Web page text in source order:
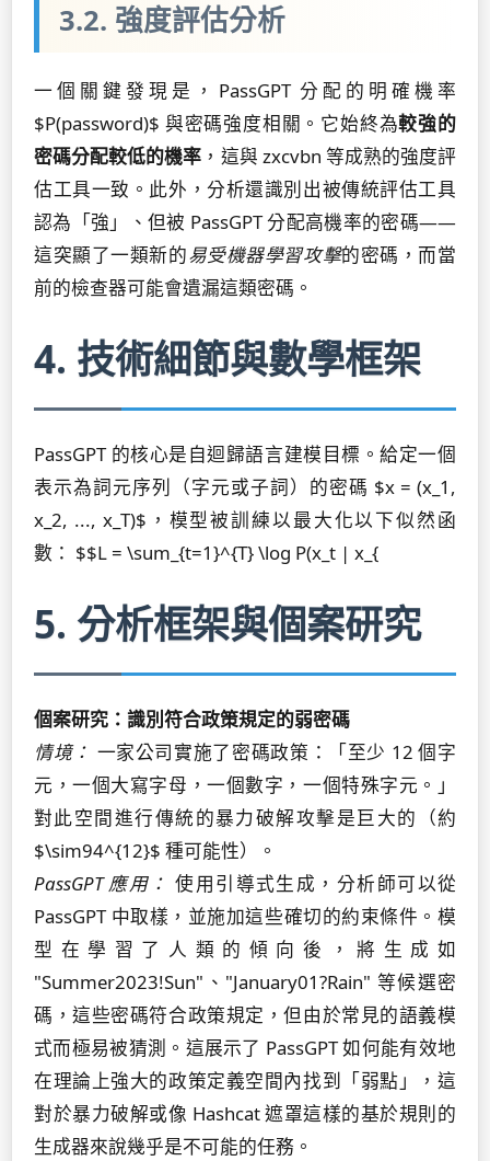
3.2. 強度評估分析
一個關鍵發現是，PassGPT 分配的明確機率
$P(password)$ 與密碼強度相關。它始終為較強的
密碼分配較低的機率 ，這與 zxcvbn 等成熟的強度評
估工具一致。此外，分析還識別出被傳統評估工具
認為「強」、但被 PassGPT 分配高機率的密碼——
這突顯了一類新的易受機器學習攻擊的密碼，而當
前的檢查器可能會遺漏這類密碼。
4. 技術細節與數學框架
PassGPT 的核心是自迴歸語言建模目標。給定一個
表示為詞元序列（字元或子詞）的密碼 $x = (x_1,
x_2, ..., x_T)$，模型被訓練以最大化以下似然函
數： $$L = \sum_{t=1}^{T} \log P(x_t | x_{
5. 分析框架與個案研究
個案研究：識別符合政策規定的弱密碼
情境： 一家公司實施了密碼政策：「至少 12 個字
元，一個大寫字母，一個數字，一個特殊字元。」
對此空間進行傳統的暴力破解攻擊是巨大的（約
$\sim94^{12}$ 種可能性）。
PassGPT 應用： 使用引導式生成，分析師可以從
PassGPT 中取樣，並施加這些確切的約束條件。模
型在學習了人類的傾向後，將生成如
"Summer2023!Sun"、"January01?Rain" 等候選密
碼，這些密碼符合政策規定，但由於常見的語義模
式而極易被猜測。這展示了 PassGPT 如何能有效地
在理論上強大的政策定義空間內找到「弱點」，這
對於暴力破解或像 Hashcat 遮罩這樣的基於規則的
生成器來說幾乎是不可能的任務。